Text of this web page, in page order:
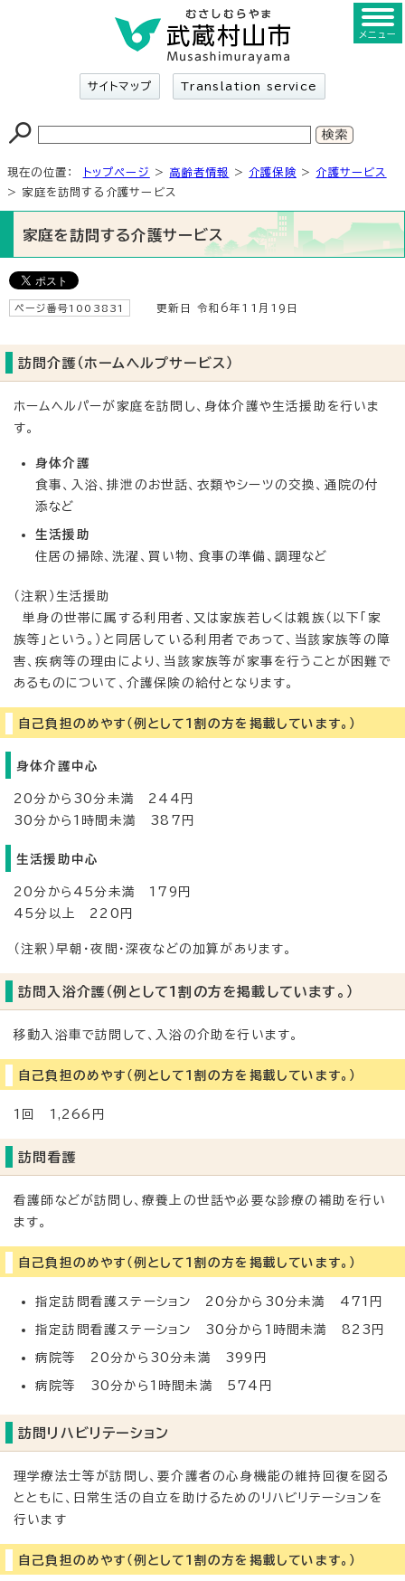
サイトマップ Translation service
メニュー
現在の位置： トップページ > 高齢者情報 > 介護保険 > 介護サービス
> 家庭を訪問する介護サービス
家庭を訪問する介護サービス
ページ番号1003831 更新日 令和6年11月19日
訪問介護（ホームヘルプサービス）
ホームヘルパーが家庭を訪問し、身体介護や生活援助を行いま
す。
身体介護
食事、入浴、排泄のお世話、衣類やシーツの交換、通院の付
添など
生活援助
住居の掃除、洗濯、買い物、食事の準備、調理など
（注釈）生活援助
単身の世帯に属する利用者、又は家族若しくは親族（以下「家
族等」という。）と同居している利用者であって、当該家族等の障
害、疾病等の理由により、当該家族等が家事を行うことが困難で
あるものについて、介護保険の給付となります。
自己負担のめやす（例として1割の方を掲載しています。）
身体介護中心
20分から30分未満 244円
30分から1時間未満 387円
生活援助中心
20分から45分未満 179円
45分以上 220円
（注釈）早朝・夜間・深夜などの加算があります。
訪問入浴介護（例として1割の方を掲載しています。）
移動入浴車で訪問して、入浴の介助を行います。
自己負担のめやす（例として1割の方を掲載しています。）
1回 1,266円
訪問看護
看護師などが訪問し、療養上の世話や必要な診療の補助を行い
ます。
自己負担のめやす（例として1割の方を掲載しています。）
指定訪問看護ステーション 20分から30分未満 471円
指定訪問看護ステーション 30分から1時間未満 823円
病院等 20分から30分未満 399円
病院等 30分から1時間未満 574円
訪問リハビリテーション
理学療法士等が訪問し、要介護者の心身機能の維持回復を図る
とともに、日常生活の自立を助けるためのリハビリテーションを
行います
自己負担のめやす（例として1割の方を掲載しています。）